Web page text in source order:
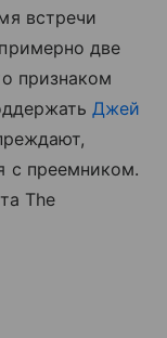
встречи
две
признаком
Джей
с преемником.
The